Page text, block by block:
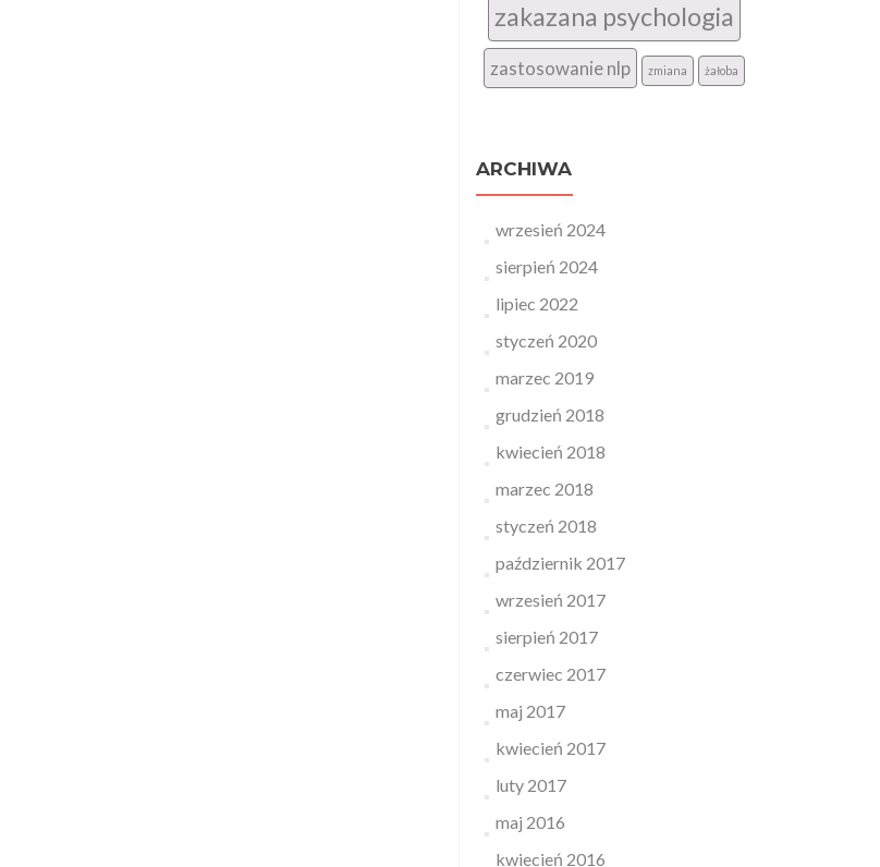
zakazana psychologia
zastosowanie nlp zmiana żałoba
ARCHIWA
wrzesień 2024
sierpień 2024
lipiec 2022
styczeń 2020
marzec 2019
grudzień 2018
kwiecień 2018
marzec 2018
styczeń 2018
październik 2017
wrzesień 2017
sierpień 2017
czerwiec 2017
maj 2017
kwiecień 2017
luty 2017
maj 2016
kwiecień 2016